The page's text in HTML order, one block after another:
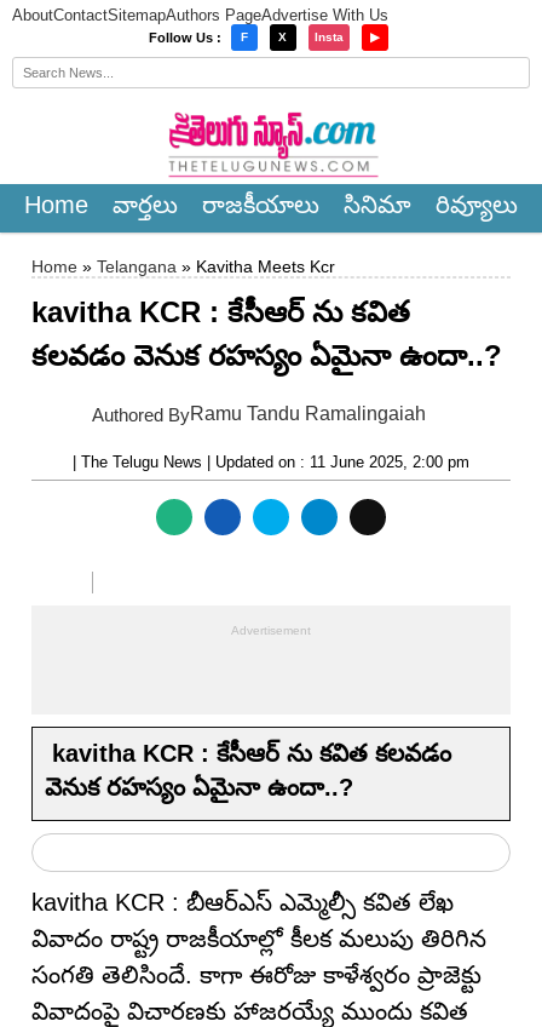
AboutContactSitemapAuthors PageAdvertise With Us
Follow Us : F X Insta ▶
Home వార్త‌లు రాజ‌కీయాలు సినిమా రివ్యూలు
Home » Telangana » Kavitha Meets Kcr
kavitha KCR : కేసీఆర్ ను కవిత
కలవడం వెనుక రహస్యం ఏమైనా ఉందా..?
Authored ByRamu Tandu Ramalingaiah
| The Telugu News | Updated on : 11 June 2025, 2:00 pm
kavitha KCR : కేసీఆర్ ను కవిత కలవడం
వెనుక రహస్యం ఏమైనా ఉందా..?
kavitha KCR : బీఆర్ఎస్ ఎమ్మెల్సీ కవిత లేఖ
వివాదం రాష్ట్ర రాజకీయాల్లో కీలక మలుపు తిరిగిన
సంగతి తెలిసిందే. కాగా ఈరోజు కాళేశ్వరం ప్రాజెక్టు
వివాదంపై విచారణకు హాజరయ్యే ముందు కవిత